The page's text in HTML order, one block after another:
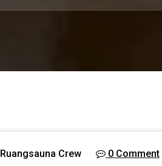
Ruangsauna Crew 0 Comment